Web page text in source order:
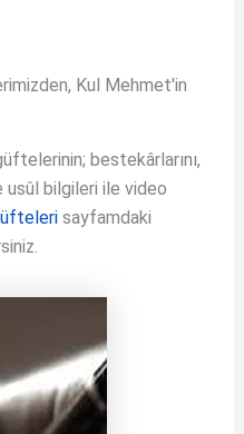
Kul Mehmet'in
bestekârlarını,
usûl bilgileri ile video
sayfamdaki